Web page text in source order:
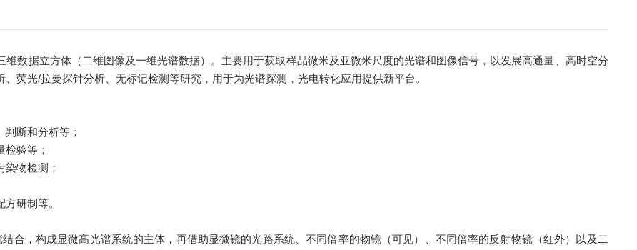
数据立方体（二维图像及一维光谱数据）。主要用于获取样品微米及亚微米尺度的光谱和图像信号，以发展高通量、高时空分
荧光/拉曼探针分析、无标记检测等研究，用于为光谱探测，光电转化应用提供新平台。
断和分析等；
验等；
物检测；
研制等。
合，构成显微高光谱系统的主体，再借助显微镜的光路系统、不同倍率的物镜（可见）、不同倍率的反射物镜（红外）以及二